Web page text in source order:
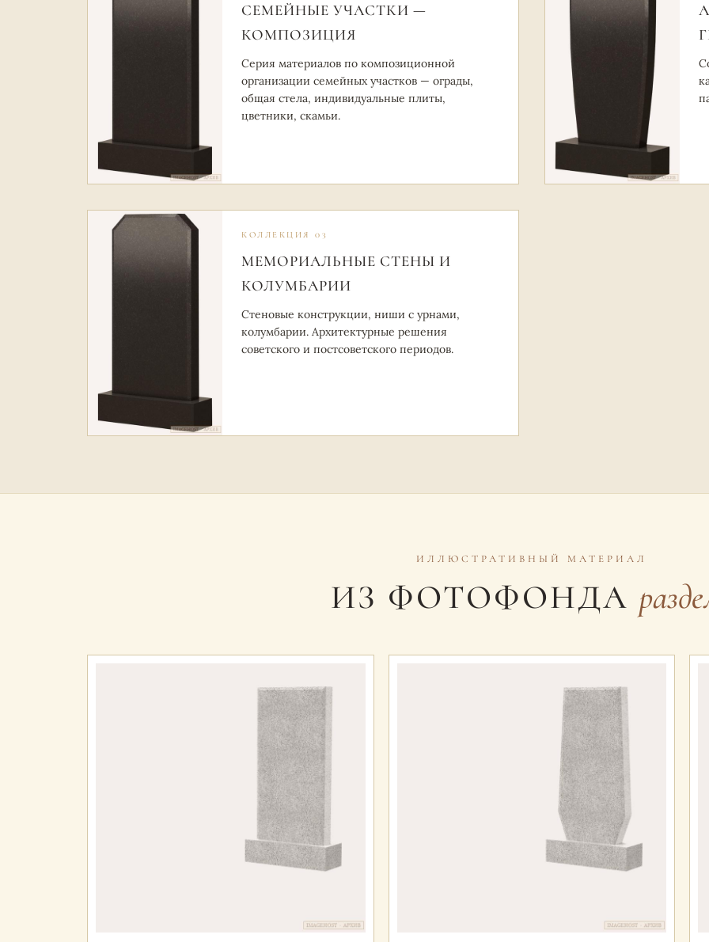
СЕМЕЙНЫЕ УЧАСТКИ —
КОМПОЗИЦИЯ
Серия материалов по композиционной
организации семейных участков — ограды,
общая стела, индивидуальные плиты,
цветники, скамьи.
КОЛЛЕКЦИЯ 03
МЕМОРИАЛЬНЫЕ СТЕНЫ И
КОЛУМБАРИИ
Стеновые конструкции, ниши с урнами,
колумбарии. Архитектурные решения
советского и постсоветского периодов.
ИЛЛЮСТРАТИВНЫЙ МАТЕРИАЛ
ИЗ ФОТОФОНДА